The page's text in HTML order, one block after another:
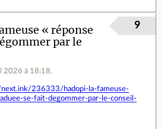
« réponse
par le
2026 à 18:18.
9
next.ink/236333/hadopi-la-fameuse-
se-fait-degommer-par-le-conseil-